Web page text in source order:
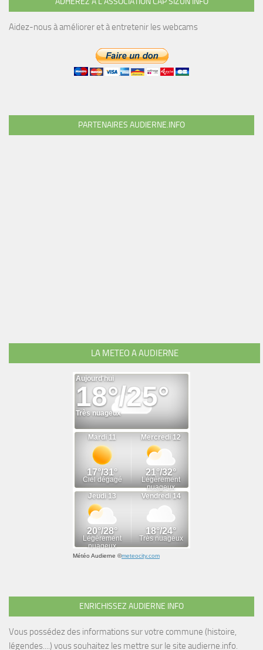
Aidez-nous à améliorer et à entretenir les webcams
PARTENAIRES AUDIERNE.INFO
LA METEO A AUDIERNE
Météo Audierne ©meteocity.com
ENRICHISSEZ AUDIERNE INFO
Vous possédez des informations sur votre commune (histoire,
légendes....) vous souhaitez les mettre sur le site audierne.info.